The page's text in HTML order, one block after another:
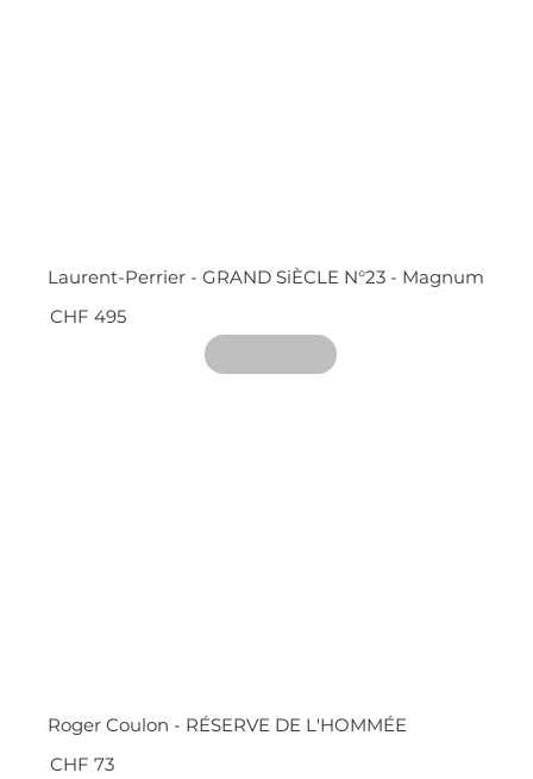
Laurent-Perrier - GRAND SiÈCLE N°23 - Magnum
CHF 495
Roger Coulon - RÉSERVE DE L'HOMMÉE
CHF 73